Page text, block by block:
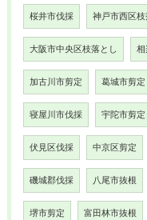
桜井市伐採 神戸市西区枝
大阪市中央区枝落とし 相
加古川市剪定 葛城市剪定
寝屋川市伐採 宇陀市剪定
伏見区伐採 中京区剪定
磯城郡伐採 八尾市抜根
堺市剪定 富田林市抜根